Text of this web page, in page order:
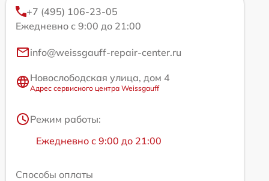
+7 (495) 106-23-05
Ежедневно с 9:00 до 21:00
info@weissgauff-repair-center.ru
Новослободская улица, дом 4
Адрес сервисного центра Weissgauff
Режим работы:
Ежедневно с 9:00 до 21:00
Способы оплаты